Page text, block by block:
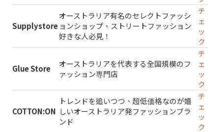
Supplystore
オーストラリア有名のセレクトファッシ
ョンショップ、ストリートファッション
好きな人必見！
チ
ェ
ッ
ク
Glue Store
オーストラリアを代表する全国規模のフ
ァッション専門店
チ
ェ
ッ
ク
COTTON:ON
トレンドを追いつつ、超低価格なのが嬉
しいオーストラリア発ファッションブラ
ンド
チ
ェ
ッ
ク